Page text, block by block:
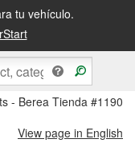
tu vehículo.
en la tienda
- Berea Tienda #1190
View page in English